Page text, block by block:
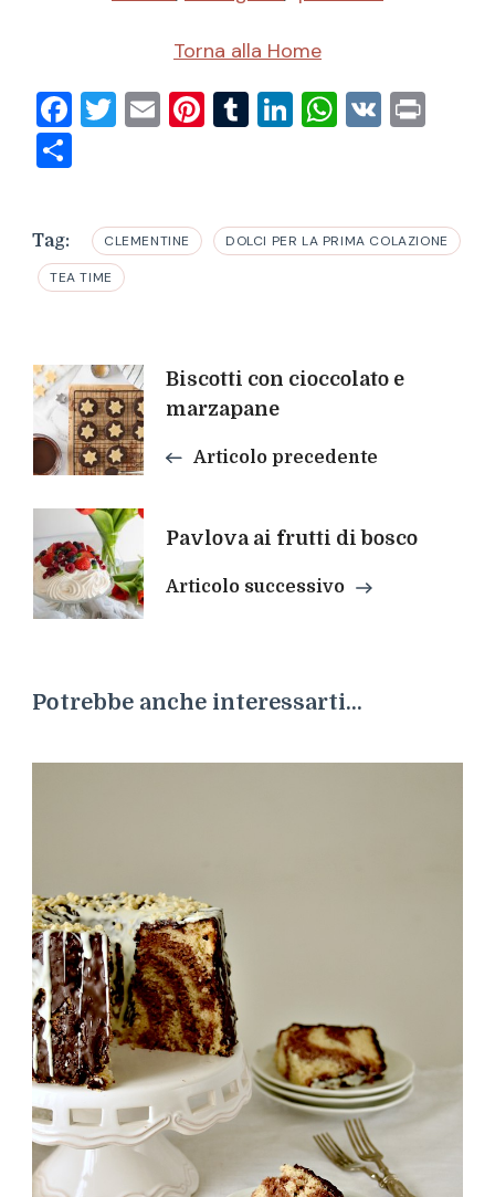
Torna alla Home
Facebook
Twitter
EmailPinterest
Tumblr
LinkedIn
VK
Tag: CLEMENTINE DOLCI PER LA PRIMA COLAZIONE
TEA TIME
Navigazione
articoli
Biscotti con cioccolato e
marzapane
Articolo precedente
Pavlova ai frutti di bosco
Articolo successivo
Potrebbe anche interessarti...